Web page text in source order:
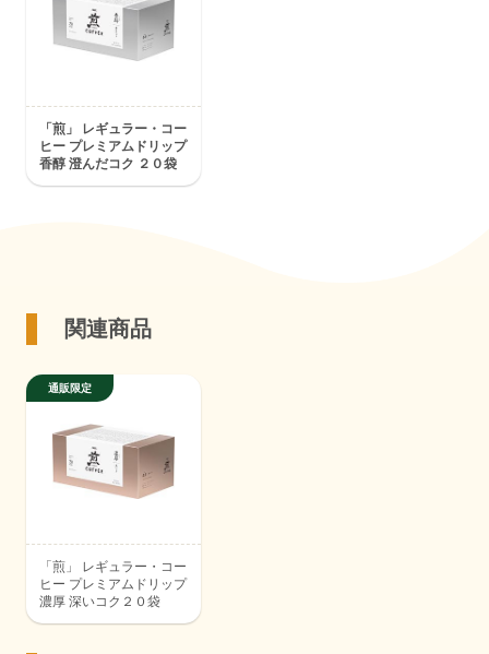
「煎」 レギュラー・コー
ヒー プレミアムドリップ
香醇 澄んだコク ２０袋
関連商品
「煎」 レギュラー・コー
ヒー プレミアムドリップ
濃厚 深いコク２０袋